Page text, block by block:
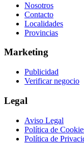
Nosotros
Contacto
Localidades
Provincias
Marketing
Publicidad
Verificar negocio
Legal
Aviso Legal
Política de
Política de